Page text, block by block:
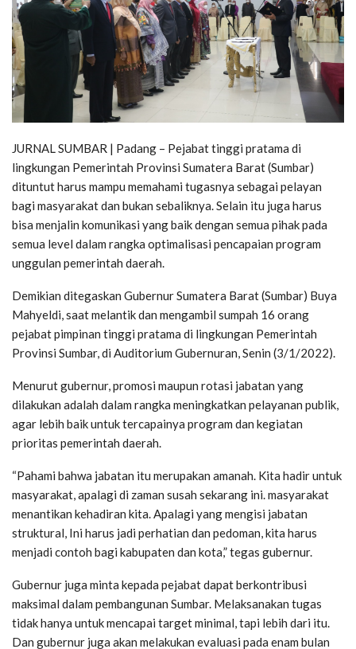
JURNAL SUMBAR | Padang – Pejabat tinggi pratama di
lingkungan Pemerintah Provinsi Sumatera Barat (Sumbar)
dituntut harus mampu memahami tugasnya sebagai pelayan
bagi masyarakat dan bukan sebaliknya. Selain itu juga harus
bisa menjalin komunikasi yang baik dengan semua pihak pada
semua level dalam rangka optimalisasi pencapaian program
unggulan pemerintah daerah.
Demikian ditegaskan Gubernur Sumatera Barat (Sumbar) Buya
Mahyeldi, saat melantik dan mengambil sumpah 16 orang
pejabat pimpinan tinggi pratama di lingkungan Pemerintah
Provinsi Sumbar, di Auditorium Gubernuran, Senin (3/1/2022).
Menurut gubernur, promosi maupun rotasi jabatan yang
dilakukan adalah dalam rangka meningkatkan pelayanan publik,
agar lebih baik untuk tercapainya program dan kegiatan
prioritas pemerintah daerah.
“Pahami bahwa jabatan itu merupakan amanah. Kita hadir untuk
masyarakat, apalagi di zaman susah sekarang ini. masyarakat
menantikan kehadiran kita. Apalagi yang mengisi jabatan
struktural, Ini harus jadi perhatian dan pedoman, kita harus
menjadi contoh bagi kabupaten dan kota,” tegas gubernur.
Gubernur juga minta kepada pejabat dapat berkontribusi
maksimal dalam pembangunan Sumbar. Melaksanakan tugas
tidak hanya untuk mencapai target minimal, tapi lebih dari itu.
Dan gubernur juga akan melakukan evaluasi pada enam bulan